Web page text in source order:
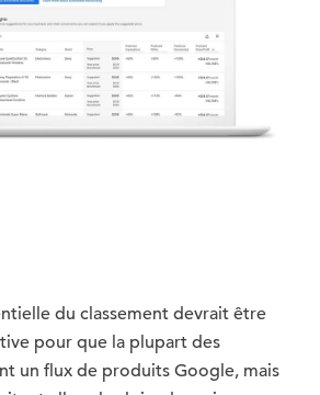
du classement devrait être
pour que la plupart des
un flux de produits Google, mais